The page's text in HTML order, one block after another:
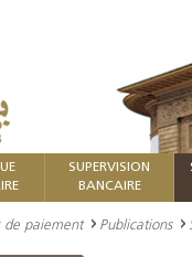
SUPERVISION
BANCAIRE
de paiement Publications